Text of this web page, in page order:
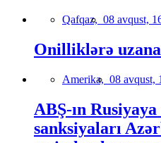
Qafqaz, 08 avqust,
Onilliklərə
Amerika, 08 avqust,
ABŞ-ın Rusiyaya
sanksiyaları